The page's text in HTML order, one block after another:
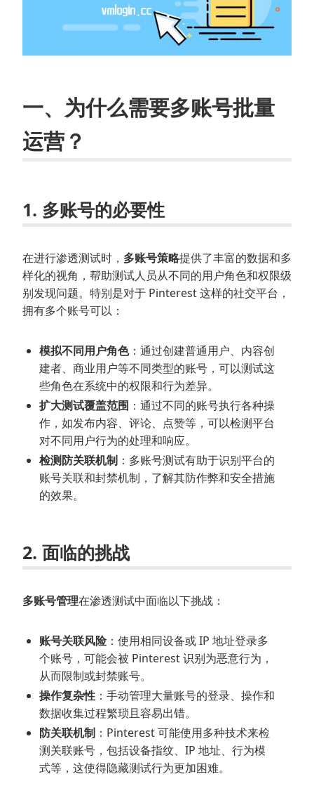
一、为什么需要多账号批量
运营？
1. 多账号的必要性
在进行渗透测试时， 多账号策略提供了丰富的数据和多
样化的视角，帮助测试人员从不同的用户角色和权限级
别发现问题。特别是对于 Pinterest 这样的社交平台，
拥有多个账号可以：
模拟不同用户角色：通过创建普通用户、内容创
建者、商业用户等不同类型的账号，可以测试这
些角色在系统中的权限和行为差异。
扩大测试覆盖范围 ：通过不同的账号执行各种操
作，如发布内容、评论、点赞等，可以检测平台
对不同用户行为的处理和响应。
检测防关联机制 ：多账号测试有助于识别平台的
账号关联和封禁机制，了解其防作弊和安全措施
的效果。
2. 面临的挑战
多账号管理在渗透测试中面临以下挑战：
账号关联风险：使用相同设备或 IP 地址登录多
个账号，可能会被 Pinterest 识别为恶意行为，
从而限制或封禁账号。
操作复杂性 ：手动管理大量账号的登录、操作和
数据收集过程繁琐且容易出错。
防关联机制 ：Pinterest 可能使用多种技术来检
测关联账号，包括设备指纹、IP 地址、行为模
式等，这使得隐藏测试行为更加困难。